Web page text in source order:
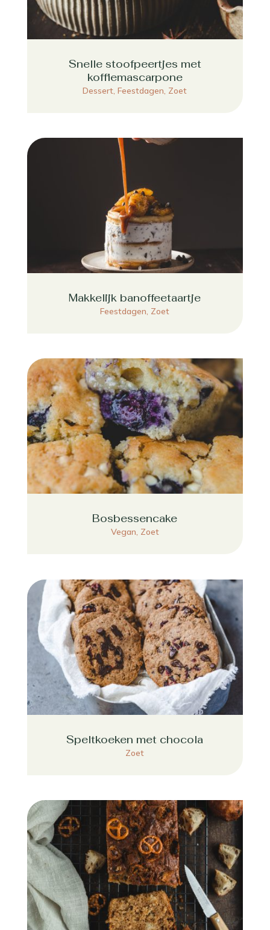
Snelle stoofpeertjes met
koffiemascarpone
Dessert ,Feestdagen Zoet
Makkelijk banoffeetaartje
Feestdagen, Zoet
Bosbessencake
Vegan, Zoet
Speltkoeken met chocola
Zoet